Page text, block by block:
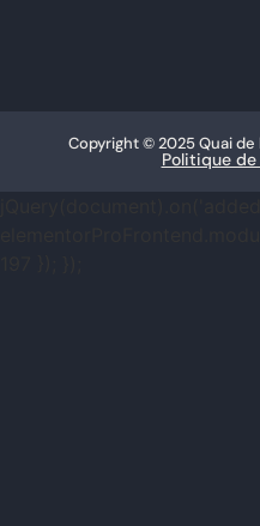
Copyright © 2025 Quai
Politique